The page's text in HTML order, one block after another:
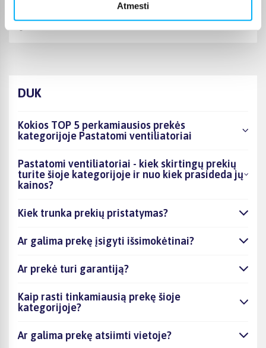
Atmesti
👍
DUK
Kokios TOP 5 perkamiausios prekės
kategorijoje Pastatomi ventiliatoriai
Pastatomi ventiliatoriai - kiek skirtingų prekių
turite šioje kategorijoje ir nuo kiek prasideda jų
kainos?
Kiek trunka prekių pristatymas?
Ar galima prekę įsigyti išsimokėtinai?
Ar prekė turi garantiją?
Kaip rasti tinkamiausią prekę šioje
kategorijoje?
Ar galima prekę atsiimti vietoje?